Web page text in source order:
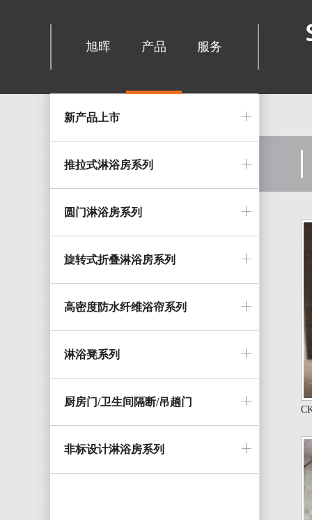
旭晖 产品 服务
新产品上市
推拉式淋浴房系列
圆门淋浴房系列
旋转式折叠淋浴房系列
高密度防水纤维浴帘系列
淋浴凳系列
厨房门/卫生间隔断/吊趟门
非标设计淋浴房系列